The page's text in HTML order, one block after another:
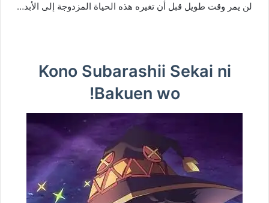
لن يمر وقت طويل قبل أن تغيره هذه الحياة المزدوجة إلى الأبد…
Kono Subarashii Sekai ni
Bakuen wo!